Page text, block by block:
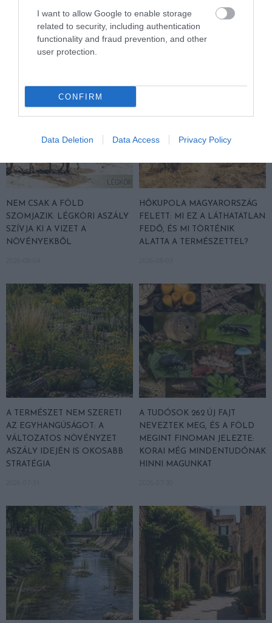
I want to allow Google to enable storage
related to security, including authentication
functionality and fraud prevention, and other
user protection.
CONFIRM
Data Deletion Data Access Privacy Policy
PANNONHALMI FŐAPÁTSÁG
2026-08-04
KIRÁNDULÁS A RAVAZDI
SÖRFŐZDÉBE, A BENCÉS
APÁTSÁG HABOS OLDALÁRA
NEM CSAK A FÖLD
SZOMJAZIK: LÉGKÖRI ASZÁLY
SZÍVJA KI A VIZET A
NÖVÉNYEKBŐL
HŐKUPOLA MAGYARORSZÁG
FELETT: MI EZ A LÁTHATATLAN
FEDŐ, ÉS MI TÖRTÉNIK
ALATTA A TERMÉSZETTEL?
A TERMÉSZET NEM SZERETI
AZ EGYHANGÚSÁGOT: A
VÁLTOZATOS NÖVÉNYZET
ASZÁLY IDEJÉN IS OKOSABB
STRATÉGIA
A TUDÓSOK 262 ÚJ FAJT
NEVEZTEK MEG, ÉS A FÖLD
MEGINT FINOMAN JELEZTE:
KORAI MÉG MINDENTUDÓNAK
HINNI MAGUNKAT